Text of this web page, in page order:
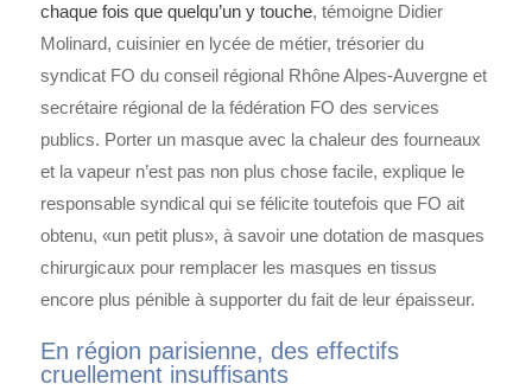
chaque fois que quelqu’un y touche, témoigne Didier
Molinard, cuisinier en lycée de métier, trésorier du
syndicat FO du conseil régional Rhône Alpes-Auvergne et
secrétaire régional de la fédération FO des services
publics. Porter un masque avec la chaleur des fourneaux
et la vapeur n’est pas non plus chose facile, explique le
responsable syndical qui se félicite toutefois que FO ait
obtenu, «un petit plus», à savoir une dotation de masques
chirurgicaux pour remplacer les masques en tissus
encore plus pénible à supporter du fait de leur épaisseur.
En région parisienne, des effectifs
cruellement insuffisants